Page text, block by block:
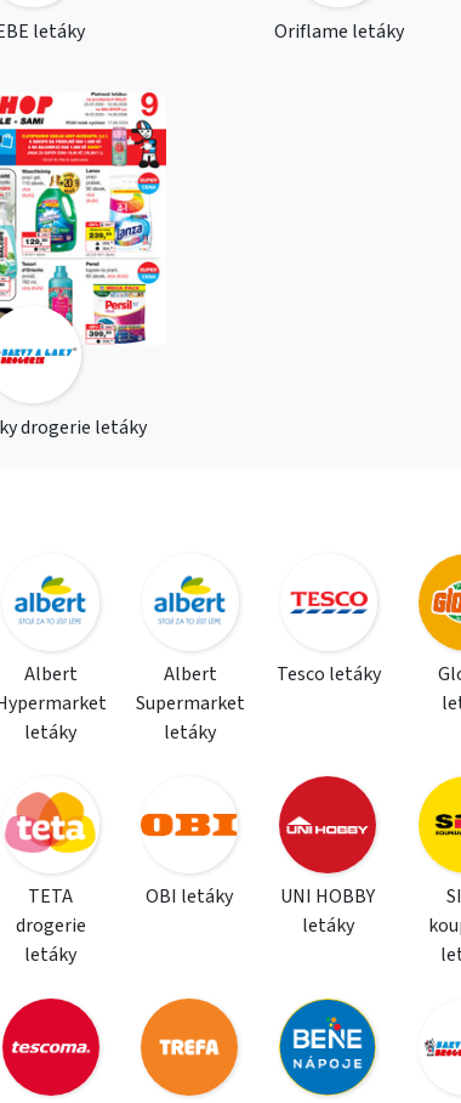
letáky Oriflame letáky
drogerie letáky
Albert
letáky
Albert
Supermarket
letáky
Tesco letáky
TETA
drogerie
letáky
OBI letáky
UNI HOBBY
letáky